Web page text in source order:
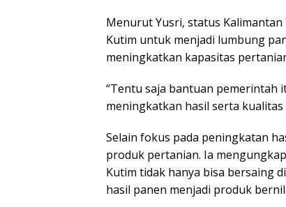
Menurut Yusri, status
Kutim untuk menjadi lumbung
meningkatkan kapasitas
“Tentu saja bantuan pemerintah
meningkatkan hasil serta kualitas
Selain fokus pada peningkatan
produk pertanian. Ia
Kutim tidak hanya bisa bersaing
hasil panen menjadi produk